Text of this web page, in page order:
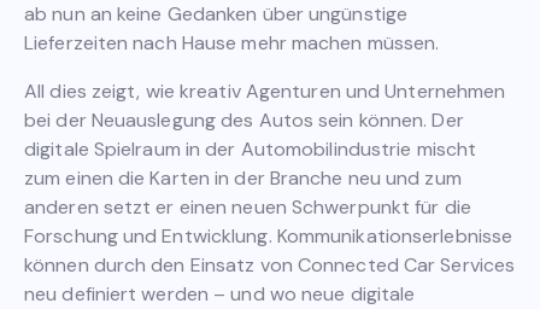
ab nun an keine Gedanken über ungünstige
Lieferzeiten nach Hause mehr machen müssen.
All dies zeigt, wie kreativ Agenturen und Unternehmen
bei der Neuauslegung des Autos sein können. Der
digitale Spielraum in der Automobilindustrie mischt
zum einen die Karten in der Branche neu und zum
anderen setzt er einen neuen Schwerpunkt für die
Forschung und Entwicklung. Kommunikationserlebnisse
können durch den Einsatz von Connected Car Services
neu definiert werden – und wo neue digitale